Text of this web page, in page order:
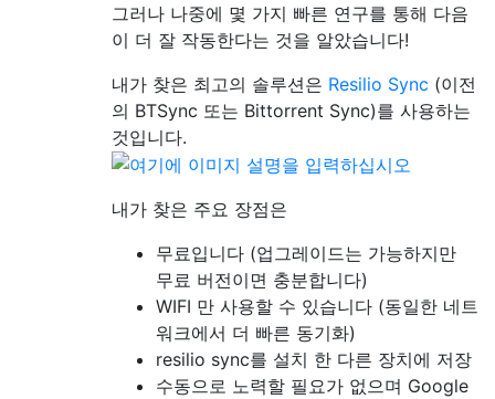
그러나 나중에 몇 가지 빠른 연구를 통해 다음
이 더 잘 작동한다는 것을 알았습니다!
내가 찾은 최고의 솔루션은 Resilio Sync (이전
의 BTSync 또는 Bittorrent Sync)를 사용하는
것입니다.
내가 찾은 주요 장점은
무료입니다 (업그레이드는 가능하지만
무료 버전이면 충분합니다)
WIFI 만 사용할 수 있습니다 (동일한 네트
워크에서 더 빠른 동기화)
resilio sync를 설치 한 다른 장치에 저장
수동으로 노력할 필요가 없으며 Google